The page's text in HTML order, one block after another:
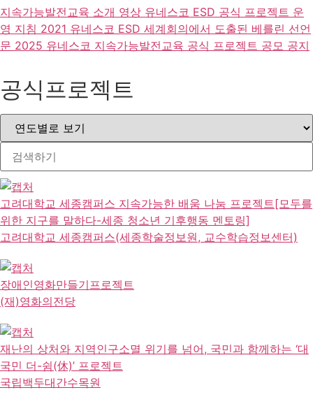
지속가능발전교육 소개 영상 유네스코 ESD 공식 프로젝트 운
영 지침 2021 유네스코 ESD 세계회의에서 도출된 베를린 선언
문 2025 유네스코 지속가능발전교육 공식 프로젝트 공모 공지
공식프로젝트
고려대학교 세종캠퍼스 지속가능한 배움 나눔 프로젝트[모두를
위한 지구를 말하다-세종 청소년 기후행동 멘토링]
고려대학교 세종캠퍼스(세종학술정보원, 교수학습정보센터)
장애인영화만들기프로젝트
(재)영화의전당
재난의 상처와 지역인구소멸 위기를 넘어, 국민과 함께하는 ‘대
국민 더-쉼(休)’ 프로젝트
국립백두대간수목원